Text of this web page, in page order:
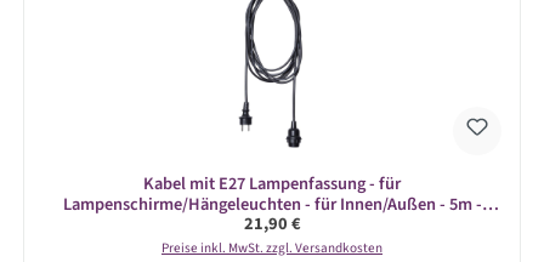
Kabel mit E27 Lampenfassung - für
Lampenschirme/Hängeleuchten - für Innen/Außen - 5m -
schwarz
Regulärer Preis:
21,90 €
Preise inkl. MwSt. zzgl. Versandkosten